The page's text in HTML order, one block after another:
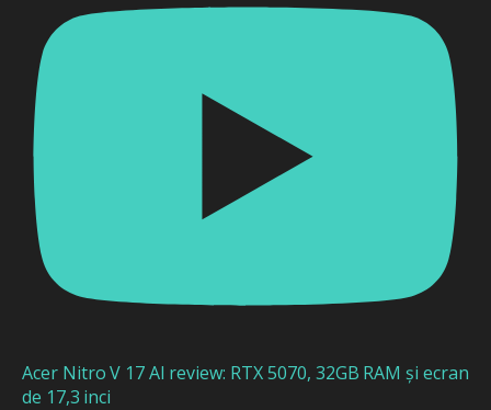
Acer Nitro V 17 AI review: RTX 5070, 32GB RAM și ecran
de 17,3 inci